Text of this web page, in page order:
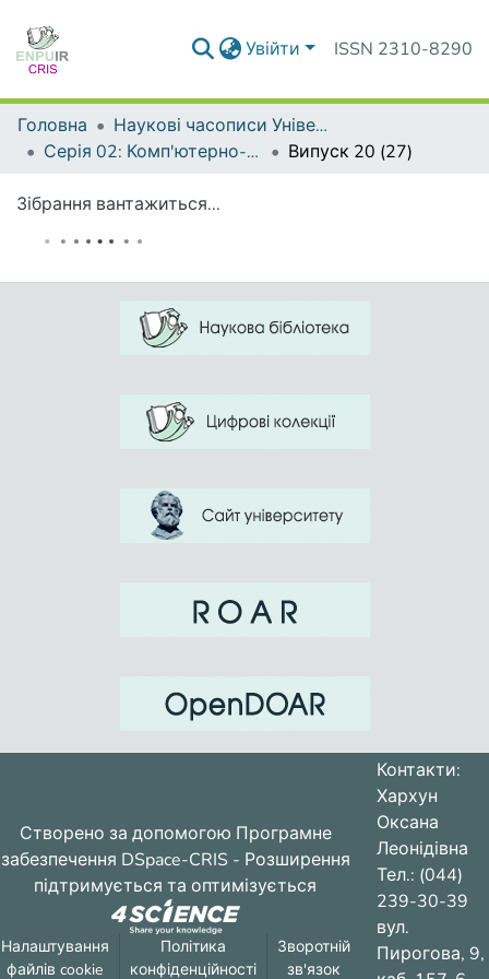
Увійти ISSN 2310-8290
Головна
Наукові часописи Університету
Серія 02: Комп'ютерно-орієнтовані системи навчання
Випуск 20 (27)
Зібрання вантажиться...
Створено за допомогою Програмне
забезпечення DSpace-CRIS - Розширення
підтримується та оптимізується
Налаштування
файлів cookie
Політика
конфіденційності
Зворотній
зв'язок
Контакти:
Хархун
Оксана
Леонідівна
Тел.: (044)
239-30-39
вул.
Пирогова, 9,